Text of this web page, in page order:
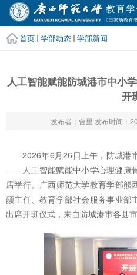
首页 学部动态 学部新闻
人工智能赋能防城港市中小
开
发布者：曾里 发布时间：
2026年6月26日上午，防城港
——人工智能赋能中小学心理健康
店举行。广西师范大学教育学部熊
颜主任、教育学部社会服务事业部
出席开班仪式，来自防城港市各县